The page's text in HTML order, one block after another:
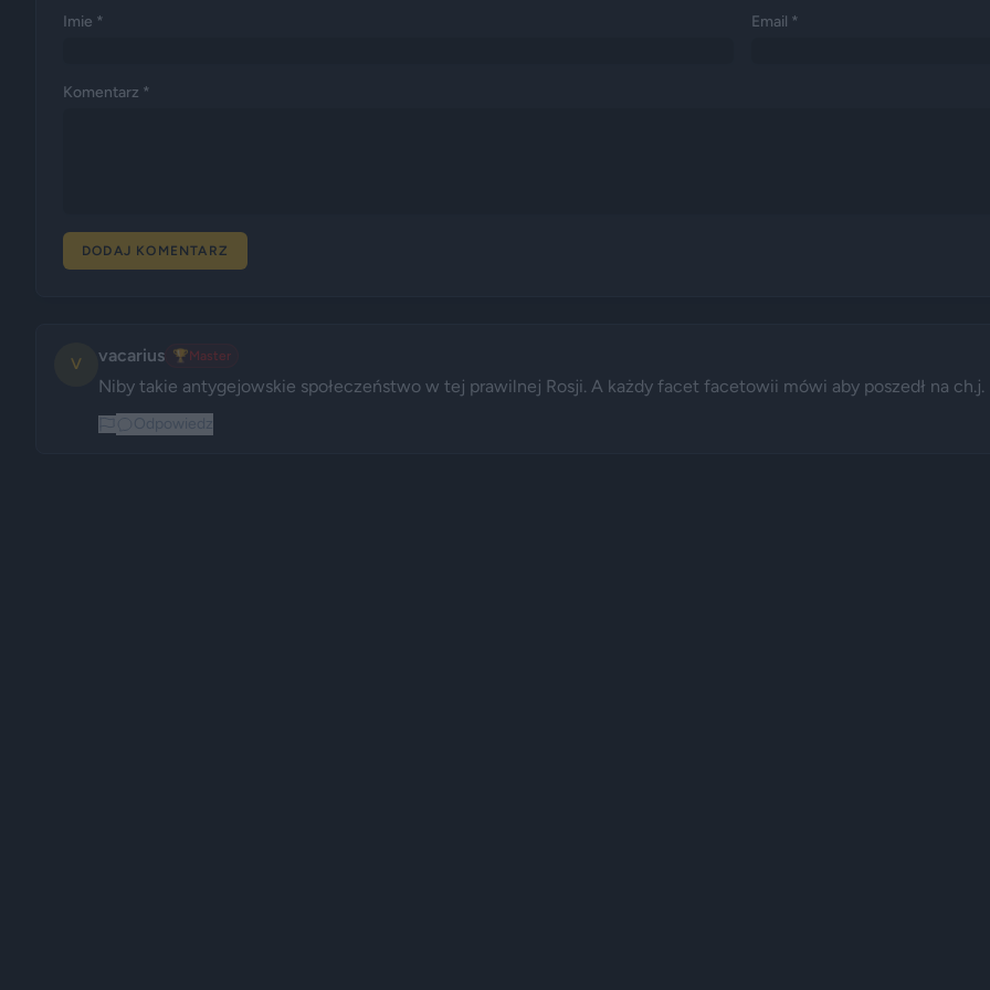
Imie * Email *
Komentarz *
DODAJ KOMENTARZ
V vacarius 🏆Master
Niby takie antygejowskie społeczeństwo w tej prawilnej Rosji. A każdy facet facetowii mówi aby poszedł na ch.j.